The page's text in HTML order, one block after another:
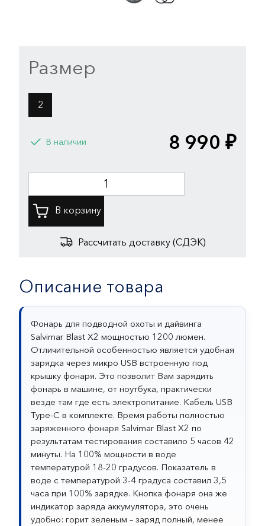
Размер
2
В наличии 8 990 ₽
Рассчитать доставку (СДЭК)
Описание товара
Фонарь для подводной охоты и дайвинга
Salvimar Blast X2 мощностью 1200 люмен.
Отличительной особенностью является удобная
зарядка через микро USB встроенную под
крышку фонаря. Это позволит Вам зарядить
фонарь в машине, от ноутбука, практически
везде там где есть электропитание. Кабель USB
Type-C в комплекте. Время работы полностью
заряженного фонаря Salvimar Blast X2 по
результатам тестирования составило 5 часов 42
минуты. На 100% мощности в воде
температурой 18-20 градусов. Показатель в
воде с температурой 3-4 градуса составил 3,5
часа при 100% зарядке. Кнопка фонаря она же
индикатор заряда аккумулятора, это очень
удобно: горит зеленым – заряд полный, менее